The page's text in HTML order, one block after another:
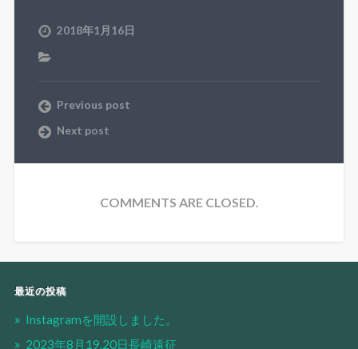
2018年1月16日
Previous post
Next post
COMMENTS ARE CLOSED.
最近の投稿
Instagramを開設しました。
2023年8月19.20日長崎遠征